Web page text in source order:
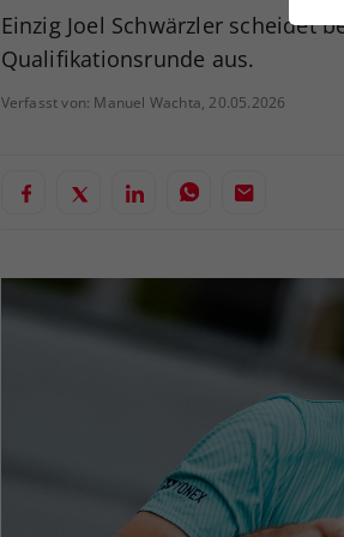
Einzig Joel Schwärzler scheidet
Qualifikationsrunde aus.
Verfasst von: Manuel Wachta, 20.05.2026